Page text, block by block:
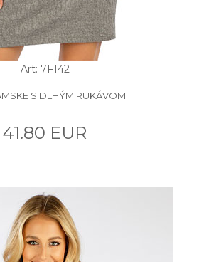
Art: 7F142
S DLHÝM RUKÁVOM.
41.80 EUR